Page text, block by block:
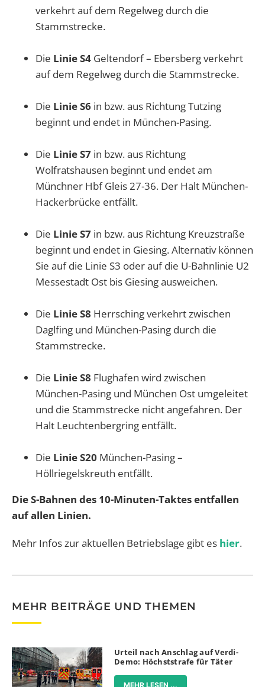
verkehrt auf dem Regelweg durch die
Stammstrecke.
Die Linie S4 Geltendorf – Ebersberg verkehrt
auf dem Regelweg durch die Stammstrecke.
Die Linie S6 in bzw. aus Richtung Tutzing
beginnt und endet in München-Pasing.
Die Linie S7 in bzw. aus Richtung
Wolfratshausen beginnt und endet am
Münchner Hbf Gleis 27-36. Der Halt München-
Hackerbrücke entfällt.
Die Linie S7 in bzw. aus Richtung Kreuzstraße
beginnt und endet in Giesing. Alternativ können
Sie auf die Linie S3 oder auf die U-Bahnlinie U2
Messestadt Ost bis Giesing ausweichen.
Die Linie S8 Herrsching verkehrt zwischen
Daglfing und München-Pasing durch die
Stammstrecke.
Die Linie S8 Flughafen wird zwischen
München-Pasing und München Ost umgeleitet
und die Stammstrecke nicht angefahren. Der
Halt Leuchtenbergring entfällt.
Die Linie S20 München-Pasing –
Höllriegelskreuth entfällt.
Die S-Bahnen des 10-Minuten-Taktes entfallen
auf allen Linien.
Mehr Infos zur aktuellen Betriebslage gibt es hier.
MEHR BEITRÄGE UND THEMEN
Urteil nach Anschlag auf Verdi-
Demo: Höchststrafe für Täter
MEHR LESEN ...